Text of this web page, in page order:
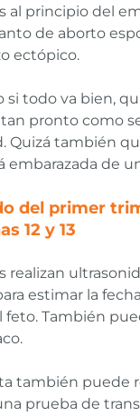
al principio del
de aborto
ectópico.
si todo va bien,
pronto como
Quizá también
embarazada de
del primer
12 y 13
realizan
estimar la
También
también puede
prueba de